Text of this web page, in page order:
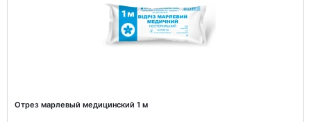
Отрез марлевый медицинский 1 м